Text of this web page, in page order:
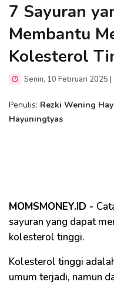
7 Sayuran
Membantu
Kolesterol
Senin, 10 Februari 2025
Penulis: Rezki Wening
Hayuningtyas
MOMSMONEY.ID -
sayuran yang dapat
kolesterol tinggi.
Kolesterol tinggi
umum terjadi, namun